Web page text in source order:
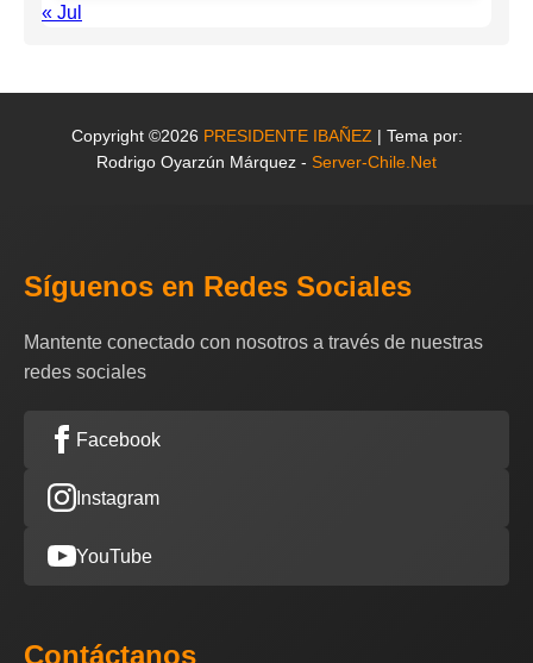
« Jul
Copyright ©2026 PRESIDENTE IBAÑEZ | Tema por:
Rodrigo Oyarzún Márquez - Server-Chile.Net
Síguenos en Redes Sociales
Mantente conectado con nosotros a través de nuestras
redes sociales
Facebook
Instagram
YouTube
Contáctanos